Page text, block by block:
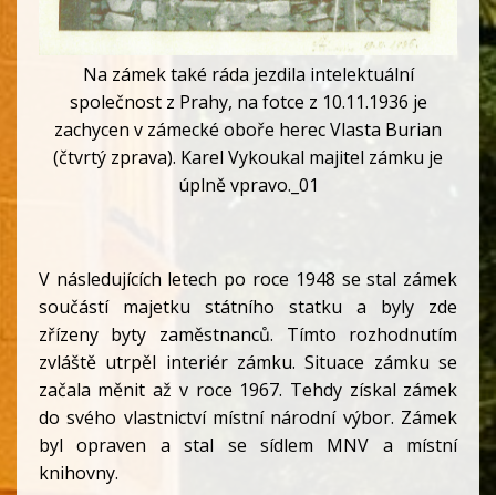
Na zámek také ráda jezdila intelektuální
společnost z Prahy, na fotce z 10.11.1936 je
zachycen v zámecké oboře herec Vlasta Burian
(čtvrtý zprava). Karel Vykoukal majitel zámku je
úplně vpravo._01
V následujících letech po roce 1948 se stal zámek
součástí majetku státního statku a byly zde
zřízeny byty zaměstnanců. Tímto rozhodnutím
zvláště utrpěl interiér zámku. Situace zámku se
začala měnit až v roce 1967. Tehdy získal zámek
do svého vlastnictví místní národní výbor. Zámek
byl opraven a stal se sídlem MNV a místní
knihovny.